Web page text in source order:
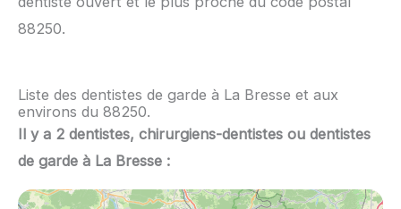
88250.
Liste des dentistes de garde à La Bresse et aux
environs du 88250.
Il y a 2 dentistes, chirurgiens-dentistes ou dentistes
de garde à La Bresse :